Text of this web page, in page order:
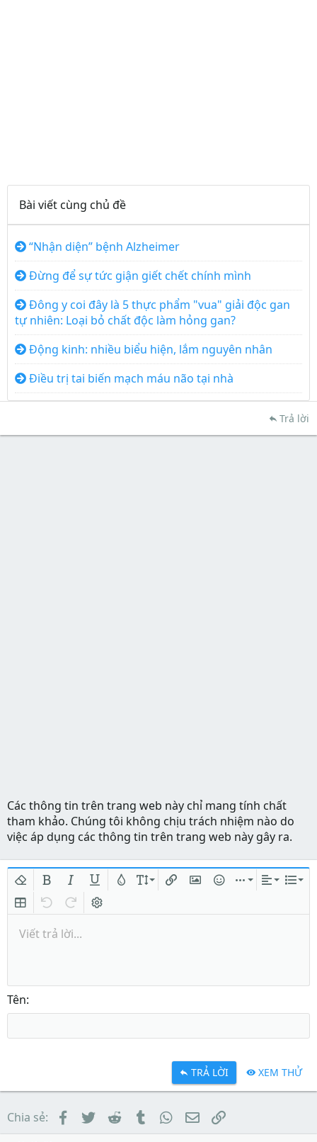
Bài viết cùng chủ đề
“Nhận diện” bệnh Alzheimer
Đừng để sự tức giận giết chết chính mình
Đông y coi đây là 5 thực phẩm "vua" giải độc gan
tự nhiên: Loại bỏ chất độc làm hỏng gan?
Động kinh: nhiều biểu hiện, lắm nguyên nhân
Điều trị tai biến mạch máu não tại nhà
Trả lời
Các thông tin trên trang web này chỉ mang tính chất
tham khảo. Chúng tôi không chịu trách nhiệm nào do
việc áp dụng các thông tin trên trang web này gây ra.
Xóa định dạng
In đậmIn nghiêngGạch chân
Insert table
Quay lạiLàm lại
Viết trả lời...
Tên
TRẢ LỜI XEM THỬ
Chia sẻ: Facebook
TwitterReddit Tumblr WhatsApp
EmailLink